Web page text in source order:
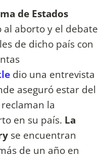
de Estados
al aborto y el debate
de dicho país con
dio una entrevista
aseguró estar del
la
en su país. La
se encuentran
de un año en